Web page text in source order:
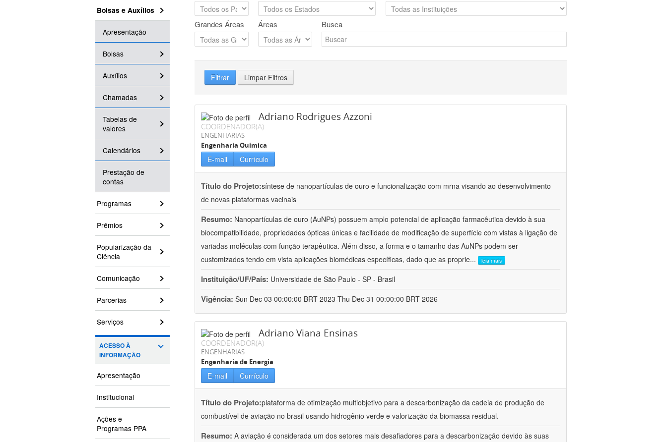
Bolsas e Auxílios
Apresentação
Bolsas
Auxílios
Chamadas
Tabelas de
valores
Calendários
Prestação de
contas
Programas
Prêmios
Popularização da
Ciência
Comunicação
Parcerias
Serviços
ACESSO À
INFORMAÇÃO
Apresentação
Institucional
Ações e
Programas PPA
Grandes Áreas Áreas Busca
Filtrar Limpar Filtros
Adriano Rodrigues Azzoni
COORDENADOR(A)
ENGENHARIAS
Engenharia Química
E-mail Currículo
Título do Projeto:síntese de nanopartículas de ouro e funcionalização com mrna visando ao desenvolvimento
de novas plataformas vacinais
Resumo: Nanopartículas de ouro (AuNPs) possuem amplo potencial de aplicação farmacêutica devido à sua
biocompatibilidade, propriedades ópticas únicas e facilidade de modificação de superfície com vistas à ligação de
variadas moléculas com função terapêutica. Além disso, a forma e o tamanho das AuNPs podem ser
customizados tendo em vista aplicações biomédicas específicas, dado que as proprie... leia mais
Instituição/UF/País: Universidade de São Paulo - SP - Brasil
Vigência: Sun Dec 03 00:00:00 BRT 2023-Thu Dec 31 00:00:00 BRT 2026
Adriano Viana Ensinas
COORDENADOR(A)
ENGENHARIAS
Engenharia de Energia
E-mail Currículo
Título do Projeto:plataforma de otimização multiobjetivo para a descarbonização da cadeia de produção de
combustível de aviação no brasil usando hidrogênio verde e valorização da biomassa residual.
Resumo: A aviação é considerada um dos setores mais desafiadores para a descarbonização devido às suas